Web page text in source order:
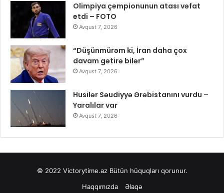
Olimpiya çempionunun atası vəfat
etdi – FOTO
Avqust 7, 2026
“Düşünmürəm ki, İran daha çox
davam gətirə bilər”
Avqust 7, 2026
Husilər Səudiyyə Ərəbistanını vurdu –
Yaralılar var
Avqust 7, 2026
© 2022 Victorytime.azBütün hüquqları qorunur.
Haqqımızda
Əlaqə